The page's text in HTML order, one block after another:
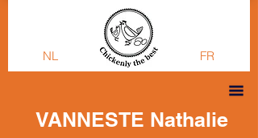
NL FR
VANNESTE Nathalie